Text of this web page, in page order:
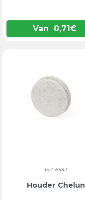
Van 0,71€
Ref: 6592
Houder Chelun